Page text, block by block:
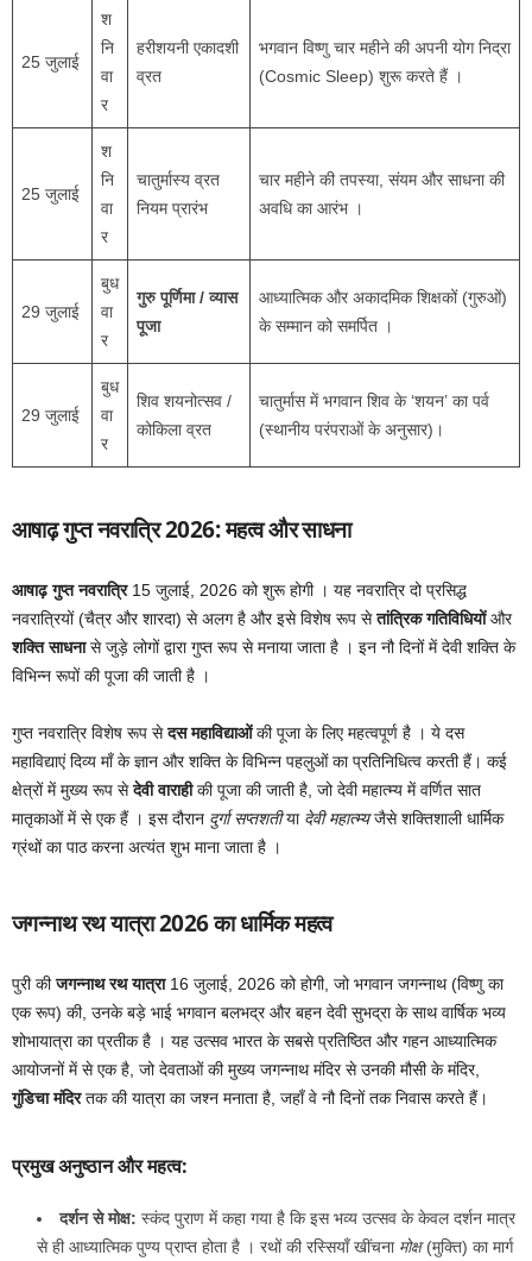
25 जुलाई
श
नि
वा
र
हरीशयनी एकादशी
व्रत
भगवान विष्णु चार महीने की अपनी योग निद्रा
(Cosmic Sleep) शुरू करते हैं ।
25 जुलाई
श
नि
वा
र
चातुर्मास्य व्रत
नियम प्रारंभ
चार महीने की तपस्या, संयम और साधना की
अवधि का आरंभ ।
29 जुलाई
बुध
वा
र
गुरु पूर्णिमा / व्यास
पूजा
आध्यात्मिक और अकादमिक शिक्षकों (गुरुओं)
के सम्मान को समर्पित ।
29 जुलाई
बुध
वा
र
शिव शयनोत्सव /
कोकिला व्रत
चातुर्मास में भगवान शिव के ‘शयन’ का पर्व
(स्थानीय परंपराओं के अनुसार)।
आषाढ़ गुप्त नवरात्रि 2026: महत्व और साधना
आषाढ़ गुप्त नवरात्रि15 जुलाई, 2026 को शुरू होगी । यह नवरात्रि दो प्रसिद्ध
नवरात्रियों (चैत्र और शारदा) से अलग है और इसे विशेष रूप सेतांत्रिक गतिविधियोंऔर
शक्ति साधनासे जुड़े लोगों द्वारा गुप्त रूप से मनाया जाता है । इन नौ दिनों में देवी शक्ति के
विभिन्न रूपों की पूजा की जाती है ।
गुप्त नवरात्रि विशेष रूप सेदस महाविद्याओंकी पूजा के लिए महत्वपूर्ण है । ये दस
महाविद्याएं दिव्य माँ के ज्ञान और शक्ति के विभिन्न पहलुओं का प्रतिनिधित्व करती हैं। कई
क्षेत्रों में मुख्य रूप सेदेवी वाराहीकी पूजा की जाती है, जो देवी महात्म्य में वर्णित सात
मातृकाओं में से एक हैं । इस दौरान दुर्गा सप्तशतीया देवी महात्म्यजैसे शक्तिशाली धार्मिक
ग्रंथों का पाठ करना अत्यंत शुभ माना जाता है ।
जगन्नाथ रथ यात्रा 2026 का धार्मिक महत्व
पुरी कीजगन्नाथ रथ यात्रा16 जुलाई, 2026 को होगी, जो भगवान जगन्नाथ (विष्णु का
एक रूप) की, उनके बड़े भाई भगवान बलभद्र और बहन देवी सुभद्रा के साथ वार्षिक भव्य
शोभायात्रा का प्रतीक है । यह उत्सव भारत के सबसे प्रतिष्ठित और गहन आध्यात्मिक
आयोजनों में से एक है, जो देवताओं की मुख्य जगन्नाथ मंदिर से उनकी मौसी के मंदिर,
गुंडिचा मंदिरतक की यात्रा का जश्न मनाता है, जहाँ वे नौ दिनों तक निवास करते हैं।
प्रमुख अनुष्ठान और महत्व:
दर्शन से मोक्ष: स्कंद पुराण में कहा गया है कि इस भव्य उत्सव के केवल दर्शन मात्र
से ही आध्यात्मिक पुण्य प्राप्त होता है । रथों की रस्सियाँ खींचना मोक्ष(मुक्ति) का मार्ग